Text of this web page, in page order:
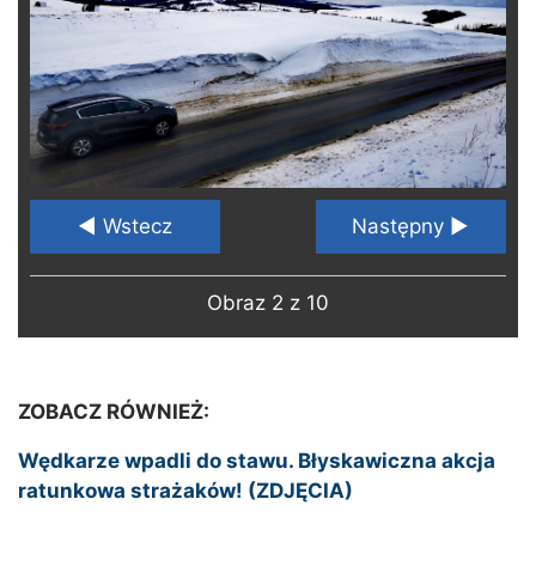
◄ Wstecz Następny ►
Obraz 2 z 10
ZOBACZ RÓWNIEŻ:
Wędkarze wpadli do stawu. Błyskawiczna akcja
ratunkowa strażaków! (ZDJĘCIA)